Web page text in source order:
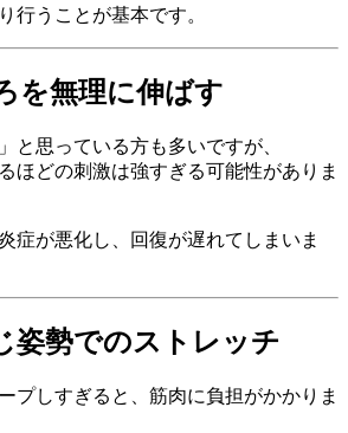
行うことが基本です。
を無理に伸ばす
と思っている方も多いですが、
ほどの刺激は強すぎる可能性がありま
症が悪化し、回復が遅れてしまいま
姿勢でのストレッチ
プしすぎると、筋肉に負担がかかりま